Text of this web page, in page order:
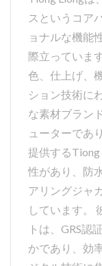
スというコア
ョナルな機能
際立っていま
色、仕上げ、
ション技術に
な素材ブラン
ューターであ
提供するTiong
性があり、防
アリングジャ
しています。
トは、GRS認
かであり、効